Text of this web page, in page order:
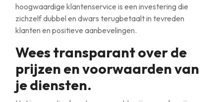
hoogwaardige klantenservice is een investering die
zichzelf dubbel en dwars terugbetaalt in tevreden
klanten en positieve aanbevelingen.
Wees transparant over de
prijzen en voorwaarden van
je diensten.